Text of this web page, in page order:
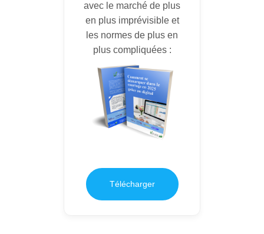
avec le marché de plus
en plus imprévisible et
les normes de plus en
plus compliquées :
Télécharger